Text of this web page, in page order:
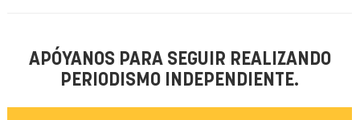
APÓYANOS PARA SEGUIR REALIZANDO
PERIODISMO INDEPENDIENTE.